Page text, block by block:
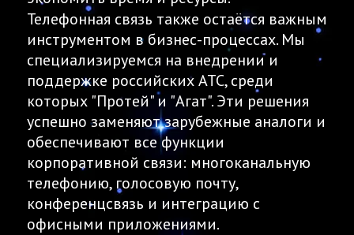
Телефонная связь также остаётся важным
инструментом в бизнес-процессах. Мы
специализируемся на внедрении и
поддержке российских АТС, среди
которых "Протей" и "Агат". Эти решения
успешно заменяют зарубежные аналоги и
обеспечивают все функции
корпоративной связи: многоканальную
телефонию, голосовую почту,
конференцсвязь и интеграцию с
офисными приложениями.